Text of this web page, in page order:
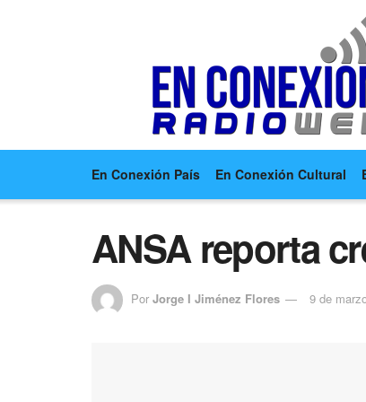
En Conexión País En Conexión Cultural
ANSA reporta
Por Jorge I Jiménez Flores 9 de